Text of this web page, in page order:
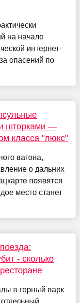
на начало
интернет-
опасений по
шторками —
класса "люкс"
вагона,
о дальних
появятся
место станет
- сколько
в горный парк